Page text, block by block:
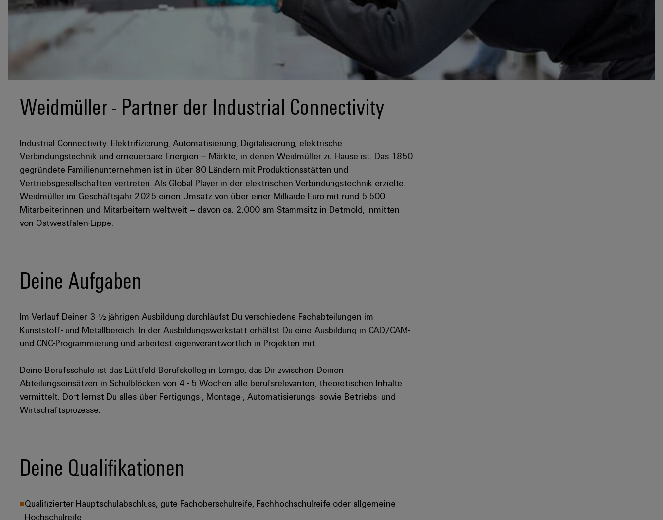
Weidmüller - Partner der Industrial Connectivity
Industrial Connectivity: Elektrifizierung, Automatisierung, Digitalisierung, elektrische
Verbindungstechnik und erneuerbare Energien – Märkte, in denen Weidmüller zu Hause ist. Das 1850
gegründete Familienunternehmen ist in über 80 Ländern mit Produktionsstätten und
Vertriebsgesellschaften vertreten. Als Global Player in der elektrischen Verbindungstechnik erzielte
Weidmüller im Geschäftsjahr 2025 einen Umsatz von über einer Milliarde Euro mit rund 5.500
Mitarbeiterinnen und Mitarbeitern weltweit – davon ca. 2.000 am Stammsitz in Detmold, inmitten
von Ostwestfalen-Lippe.
Deine Aufgaben
Im Verlauf Deiner 3 ½-jährigen Ausbildung durchläufst Du verschiedene Fachabteilungen im
Kunststoff- und Metallbereich. In der Ausbildungswerkstatt erhältst Du eine Ausbildung in CAD/CAM-
und CNC-Programmierung und arbeitest eigenverantwortlich in Projekten mit.
Deine Berufsschule ist das Lüttfeld Berufskolleg in Lemgo, das Dir zwischen Deinen
Abteilungseinsätzen in Schulblöcken von 4 - 5 Wochen alle berufsrelevanten, theoretischen Inhalte
vermittelt. Dort lernst Du alles über Fertigungs-, Montage-, Automatisierungs- sowie Betriebs- und
Wirtschaftsprozesse.
Deine Qualifikationen
Qualifizierter Hauptschulabschluss, gute Fachoberschulreife, Fachhochschulreife oder allgemeine
Hochschulreife